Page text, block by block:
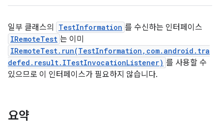
일부 클래스의 TestInformation 를 수신하는 인터페이스
IRemoteTest 는 이미
IRemoteTest.run(TestInformation,com.android.tra
defed.result.ITestInvocationListener) 를 사용할 수
있으므로 이 인터페이스가 필요하지 않습니다.
요약